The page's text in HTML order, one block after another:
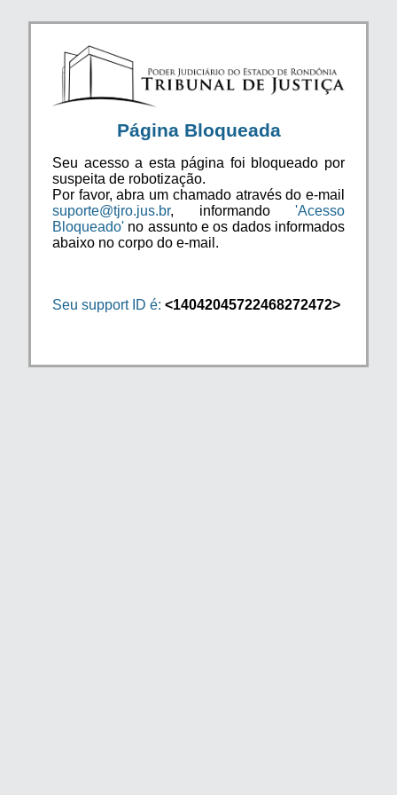
Página Bloqueada
Seu acesso a esta página foi bloqueado por
suspeita de robotização.
Por favor, abra um chamado através do e-mail
suporte@tjro.jus.br, informando 'Acesso
Bloqueado' no assunto e os dados informados
abaixo no corpo do e-mail.
Seu support ID é: <14042045722468272472>